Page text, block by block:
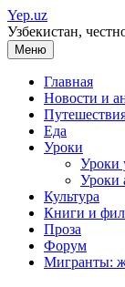
Перейти
к
содержимому
Yep.uz
Узбекистан,
Меню
Главная
Новости и
Еда
Уроки
Уроки
Уроки
Культура
Книги и
Проза
Форум
Мигранты: